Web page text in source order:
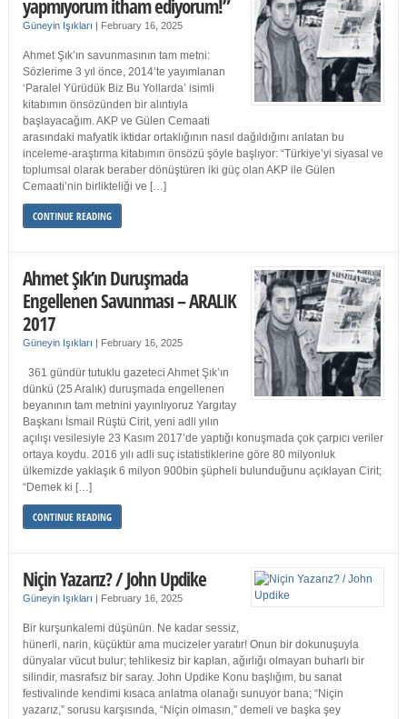
yapmıyorum itham ediyorum!”
Güneyin Işıkları | February 16, 2025
Ahmet Şık’ın savunmasının tam metni:
Sözlerime 3 yıl önce, 2014’te yayımlanan
‘Paralel Yürüdük Biz Bu Yollarda’ isimli
kitabımın önsözünden bir alıntıyla
başlayacağım. AKP ve Gülen Cemaati
arasındaki mafyatik iktidar ortaklığının nasıl dağıldığını anlatan bu
inceleme-araştırma kitabımın önsözü şöyle başlıyor: “Türkiye’yi siyasal ve
toplumsal olarak beraber dönüştüren iki güç olan AKP ile Gülen
Cemaati’nin birlikteliği ve […]
CONTINUE READING
Ahmet Şık’ın Duruşmada
Engellenen Savunması – ARALIK
2017
Güneyin Işıkları | February 16, 2025
361 gündür tutuklu gazeteci Ahmet Şık’ın
dünkü (25 Aralık) duruşmada engellenen
beyanının tam metnini yayınlıyoruz Yargıtay
Başkanı İsmail Rüştü Cirit, yeni adli yılın
açılışı vesilesiyle 23 Kasım 2017’de yaptığı konuşmada çok çarpıcı veriler
ortaya koydu. 2016 yılı adli suç istatistiklerine göre 80 milyonluk
ülkemizde yaklaşık 6 milyon 900bin şüpheli bulunduğunu açıklayan Cirit;
“Demek ki […]
CONTINUE READING
Niçin Yazarız? / John Updike
Güneyin Işıkları | February 16, 2025
Bir kurşunkalemi düşünün. Ne kadar sessiz,
hünerli, narin, küçüktür ama mucizeler yaratır! Onun bir dokunuşuyla
dünyalar vücut bulur; tehlikesiz bir kaplan, ağırlığı olmayan buharlı bir
silindir, masrafsız bir saray. John Updike Konu başlığım, bu sanat
festivalinde kendimi kısaca anlatma olanağı sunuyor bana; “Niçin
yazarız,” sorusu karşısında, “Niçin olmasın,” demeli ve başka şey